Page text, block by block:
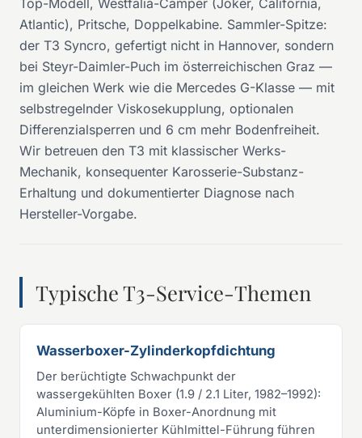
Atlantic), Pritsche, Doppelkabine. Sammler-Spitze:
der T3 Syncro, gefertigt nicht in Hannover, sondern
bei Steyr-Daimler-Puch im österreichischen Graz —
im gleichen Werk wie die Mercedes G-Klasse — mit
selbstregelnder Viskosekupplung, optionalen
Differenzialsperren und 6 cm mehr Bodenfreiheit.
Wir betreuen den T3 mit klassischer Werks-
Mechanik, konsequenter Karosserie-Substanz-
Erhaltung und dokumentierter Diagnose nach
Hersteller-Vorgabe.
Typische T3-Service-Themen
Wasserboxer-Zylinderkopfdichtung
Der berüchtigte Schwachpunkt der
wassergekühlten Boxer (1.9 / 2.1 Liter, 1982–1992):
Aluminium-Köpfe in Boxer-Anordnung mit
unterdimensionierter Kühlmittel-Führung führen